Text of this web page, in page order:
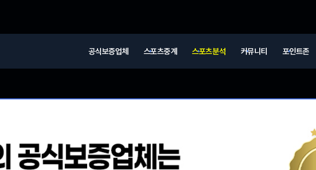
공식보증업체 스포츠중계 스포츠분석 커뮤니티 포인트존